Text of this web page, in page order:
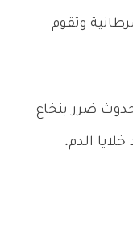
وتقوم
حدوث ضرر بنخاع
الدم.